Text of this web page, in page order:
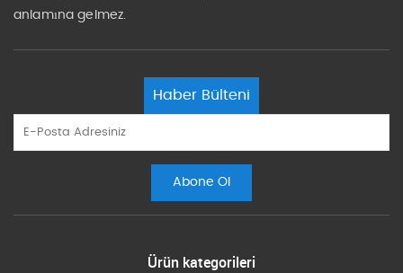
anlamına gelmez.
Haber Bülteni
Ürün kategorileri